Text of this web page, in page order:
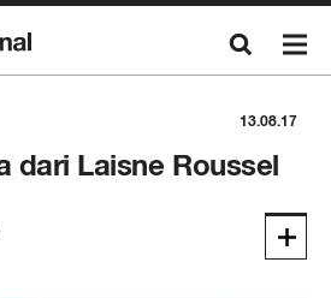
13.08.17
dari Laisne Roussel